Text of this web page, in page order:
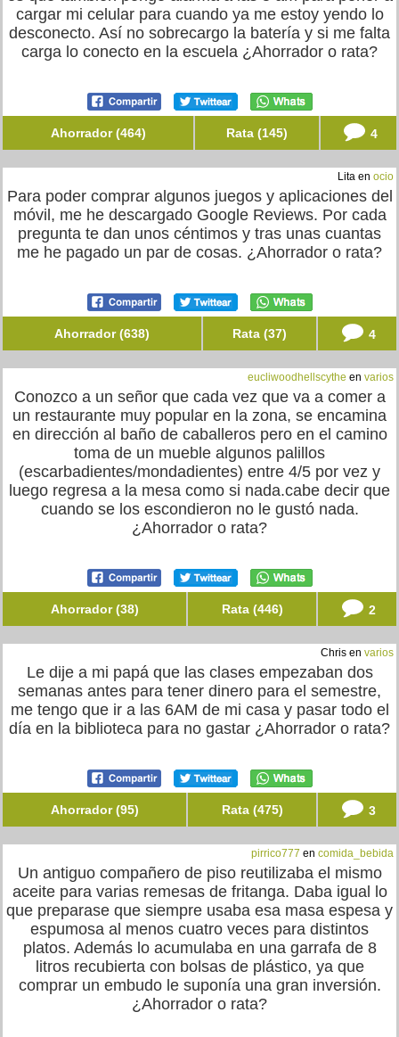
cargar mi celular para cuando ya me estoy yendo lo
desconecto. Así no sobrecargo la batería y si me falta
carga lo conecto en la escuela ¿Ahorrador o rata?
Ahorrador (464) Rata (145) 4
Lita en ocio
Para poder comprar algunos juegos y aplicaciones del
móvil, me he descargado Google Reviews. Por cada
pregunta te dan unos céntimos y tras unas cuantas
me he pagado un par de cosas. ¿Ahorrador o rata?
Ahorrador (638) Rata (37) 4
eucliwoodhellscythe en varios
Conozco a un señor que cada vez que va a comer a
un restaurante muy popular en la zona, se encamina
en dirección al baño de caballeros pero en el camino
toma de un mueble algunos palillos
(escarbadientes/mondadientes) entre 4/5 por vez y
luego regresa a la mesa como si nada.cabe decir que
cuando se los escondieron no le gustó nada.
¿Ahorrador o rata?
Ahorrador (38) Rata (446) 2
Chris en varios
Le dije a mi papá que las clases empezaban dos
semanas antes para tener dinero para el semestre,
me tengo que ir a las 6AM de mi casa y pasar todo el
día en la biblioteca para no gastar ¿Ahorrador o rata?
Ahorrador (95) Rata (475) 3
pirrico777 en comida_bebida
Un antiguo compañero de piso reutilizaba el mismo
aceite para varias remesas de fritanga. Daba igual lo
que preparase que siempre usaba esa masa espesa y
espumosa al menos cuatro veces para distintos
platos. Además lo acumulaba en una garrafa de 8
litros recubierta con bolsas de plástico, ya que
comprar un embudo le suponía una gran inversión.
¿Ahorrador o rata?